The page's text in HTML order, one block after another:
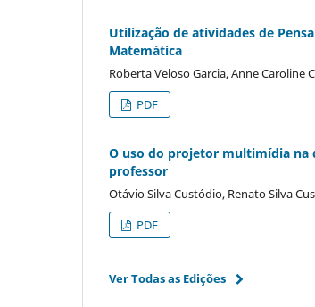
Utilização de atividades de
Matemática
Roberta Veloso Garcia, Anne Caroline
PDF
O uso do projetor multimídia na
professor
Otávio Silva Custódio, Renato Silva
PDF
Ver Todas as Edições